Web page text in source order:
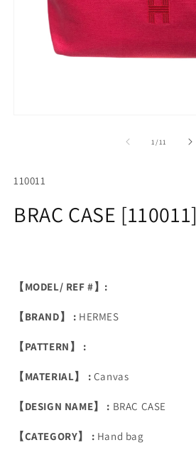
1/of
11
SKU:
110011
BRAC CASE [110011]
【MODEL/ REF #】:
【BRAND】 : HERMES
【PATTERN】 :
【MATERIAL】 : Canvas
【DESIGN NAME】 : BRAC CASE
【CATEGORY】 : Hand bag